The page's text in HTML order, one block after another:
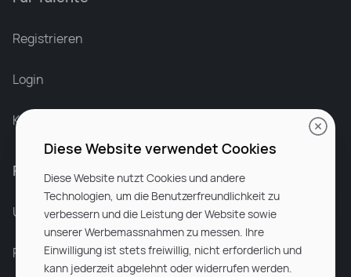
Registrieren
Login
Karriere bei Rocken
Für Unternehmen
Unsere Dienstleistungen
Partnerunternehmen
Diese Website verwendet Cookies
Diese Website nutzt Cookies und andere
Technologien, um die Benutzerfreundlichkeit zu
verbessern und die Leistung der Website sowie
unserer Werbemassnahmen zu messen. Ihre
Einwilligung ist stets freiwillig, nicht erforderlich und
kann jederzeit abgelehnt oder widerrufen werden.